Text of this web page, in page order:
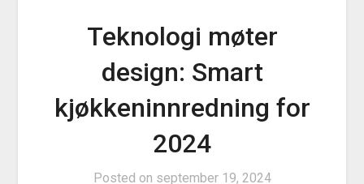
Teknologi møter
design: Smart
kjøkkeninnredning for
2024
Posted on september 19, 2024